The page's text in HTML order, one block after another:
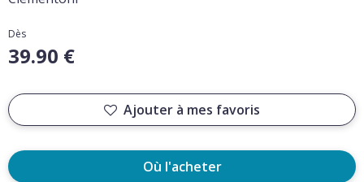
Dès
39.90 €
Ajouter à mes favoris
Où l'acheter